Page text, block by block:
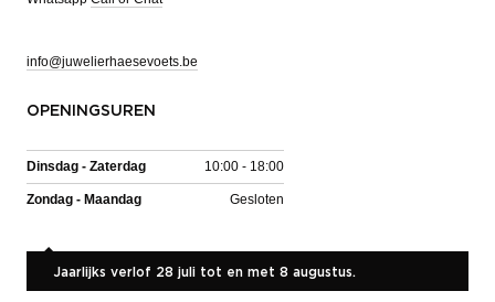
info@juwelierhaesevoets.be
OPENINGSUREN
Dinsdag - Zaterdag 10:00 - 18:00
Zondag - Maandag Gesloten
Jaarlijks verlof 28 juli tot en met 8 augustus.